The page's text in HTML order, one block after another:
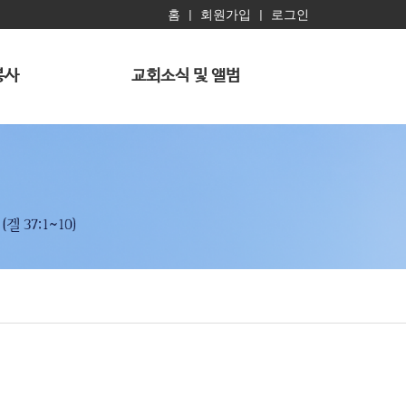
홈 회원가입 로그인
사 교회소식 및 앨범